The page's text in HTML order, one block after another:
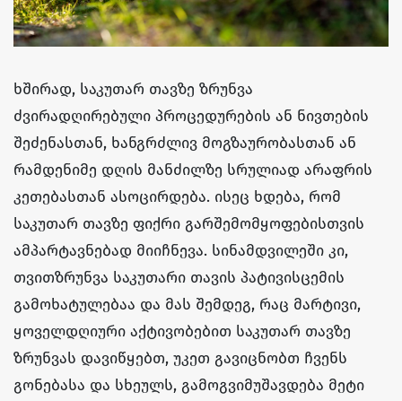
ხშირად, საკუთარ თავზე ზრუნვა
ძვირადღირებული პროცედურების ან ნივთების
შეძენასთან, ხანგრძლივ მოგზაურობასთან ან
რამდენიმე დღის მანძილზე სრულიად არაფრის
კეთებასთან ასოცირდება. ისეც ხდება, რომ
საკუთარ თავზე ფიქრი გარშემომყოფებისთვის
ამპარტავნებად მიიჩნევა. სინამდვილეში კი,
თვითზრუნვა საკუთარი თავის პატივისცემის
გამოხატულებაა და მას შემდეგ, რაც მარტივი,
ყოველდღიური აქტივობებით საკუთარ თავზე
ზრუნვას დავიწყებთ, უკეთ გავიცნობთ ჩვენს
გონებასა და სხეულს, გამოგვიმუშავდება მეტი